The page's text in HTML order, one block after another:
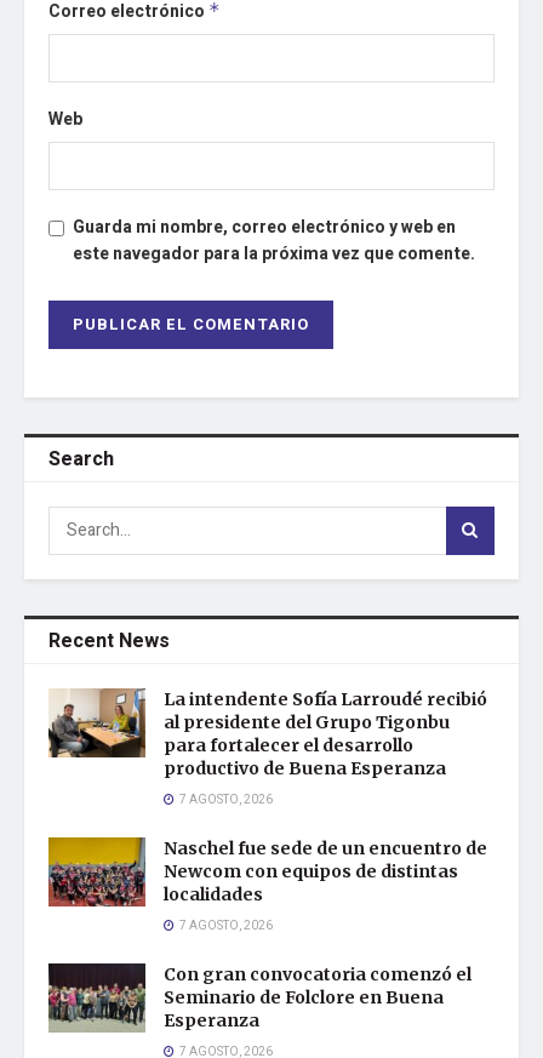
Correo electrónico *
Web
Guarda mi nombre, correo electrónico y web en
este navegador para la próxima vez que comente.
Search
Recent News
La intendente Sofía Larroudé recibió
al presidente del Grupo Tigonbu
para fortalecer el desarrollo
productivo de Buena Esperanza
7 AGOSTO, 2026
Naschel fue sede de un encuentro de
Newcom con equipos de distintas
localidades
7 AGOSTO, 2026
Con gran convocatoria comenzó el
Seminario de Folclore en Buena
Esperanza
7 AGOSTO, 2026